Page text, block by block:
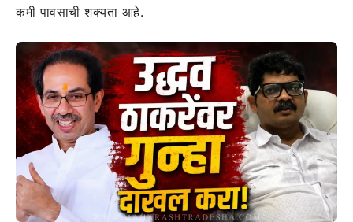
कमी पावसाची शक्यता आहे.